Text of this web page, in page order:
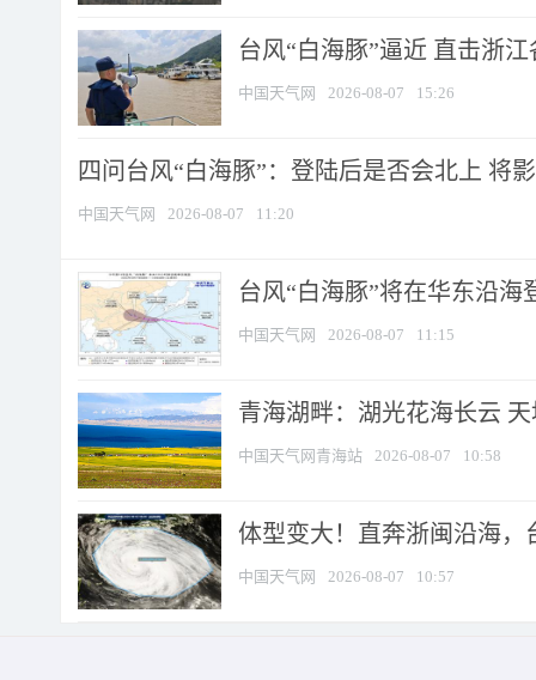
台风“白海豚”逼近 直击浙
中国天气网 2026-08-07 15:26
四问台风“白海豚”：登陆后是否会北上 将
中国天气网 2026-08-07 11:20
台风“白海豚”将在华东沿
中国天气网 2026-08-07 11:15
青海湖畔：湖光花海长云
中国天气网青海站 2026-08-07 10:58
体型变大！直奔浙闽沿海，
中国天气网 2026-08-07 10:57